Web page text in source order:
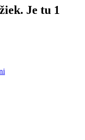
Je tu 1